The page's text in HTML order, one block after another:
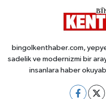
bingolkenthaber.com,
sadelik ve modernizmi bir
insanlara haber